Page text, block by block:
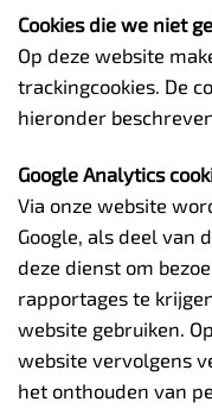
Cookies die we niet
Op deze website
trackingcookies. De
hieronder
Google Analytics
Via onze website
Google, als deel van
deze dienst om
rapportages te
website gebruiken.
website vervolgens
het onthouden van